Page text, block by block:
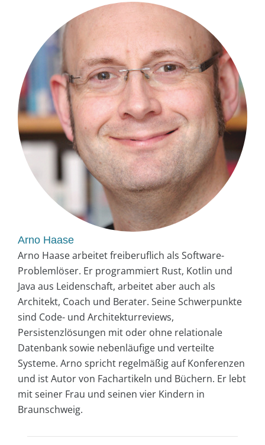
Arno Haase
Arno Haase arbeitet freiberuflich als Software-
Problemlöser. Er programmiert Rust, Kotlin und
Java aus Leidenschaft, arbeitet aber auch als
Architekt, Coach und Berater. Seine Schwerpunkte
sind Code- und Architekturreviews,
Persistenzlösungen mit oder ohne relationale
Datenbank sowie nebenläufige und verteilte
Systeme. Arno spricht regelmäßig auf Konferenzen
und ist Autor von Fachartikeln und Büchern. Er lebt
mit seiner Frau und seinen vier Kindern in
Braunschweig.